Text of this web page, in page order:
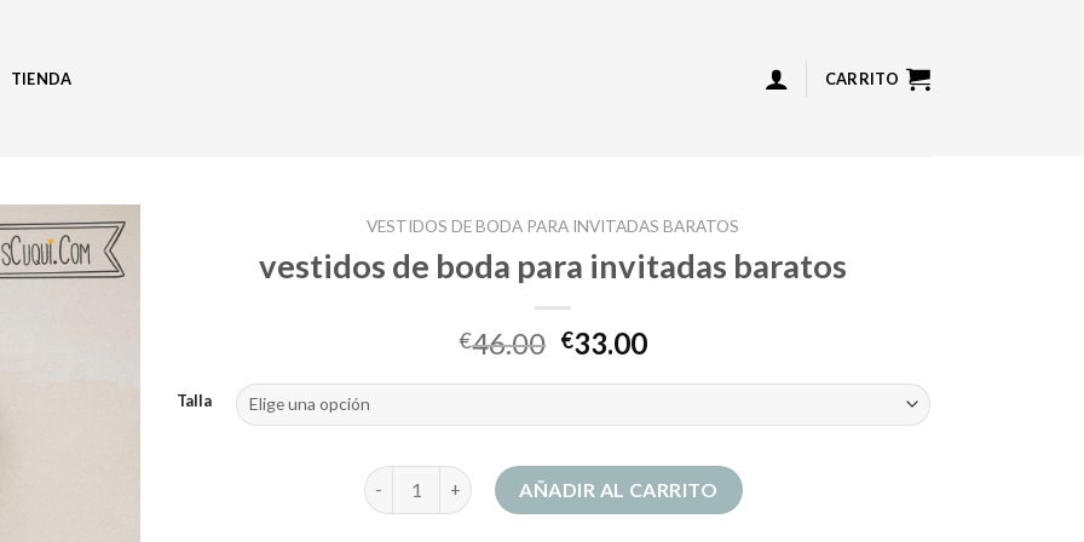
TIENDA CARRITO
VESTIDOS DE BODA PARA INVITADAS BARATOS
vestidos de boda para invitadas baratos
€46.00 €33.00
Talla
vestidos de boda para invitadas baratos cantidad
AÑADIR AL CARRITO